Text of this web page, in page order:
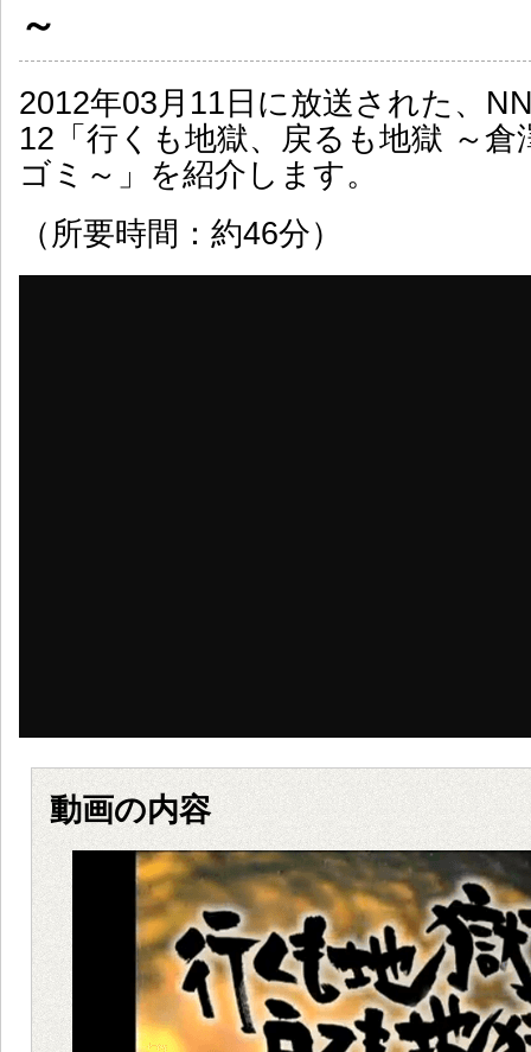
～
2012年03月11日に放送された、
12「行くも地獄、戻るも地獄 ～倉
ゴミ～」を紹介します。
（所要時間：約46分）
動画の内容